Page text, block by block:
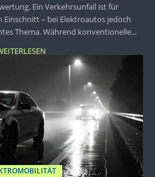
ist für
Einschnitt – bei Elektroautos jedoch
Thema. Während konventionelle...